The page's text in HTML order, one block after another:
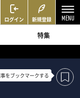
ログイン 新規登録
特集
をブックマークする